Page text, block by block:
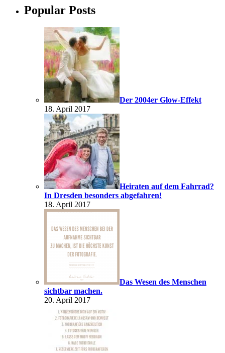
Popular Posts
Der 2004er Glow-Effekt
18. April 2017
Heiraten auf dem Fahrrad?
In Dresden besonders abgefahren!
18. April 2017
Das Wesen des Menschen
sichtbar machen.
20. April 2017